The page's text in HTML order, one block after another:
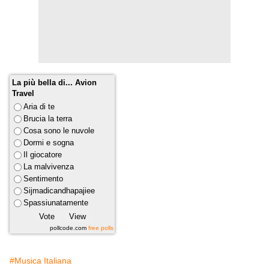
La più bella di... Avion
Travel
Aria di te
Brucia la terra
Cosa sono le nuvole
Dormi e sogna
Il giocatore
La malvivenza
Sentimento
Sijmadicandhapajiee
Spassiunatamente
pollcode.com free polls
#Musica Italiana